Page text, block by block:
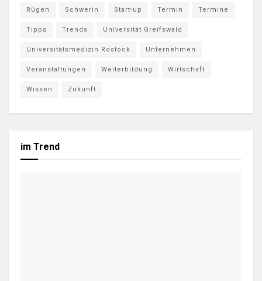
Rügen Schwerin Start-up Termin Termine
Tipps Trends Universität Greifswald
Universitätsmedizin Rostock Unternehmen
Veranstaltungen Weiterbildung Wirtschaft
Wissen Zukunft
im Trend